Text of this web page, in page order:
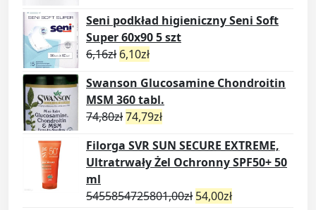
Seni podkład higieniczny Seni Soft
Super 60x90 5 szt
6,16zł 6,10zł
Swanson Glucosamine Chondroitin
MSM 360 tabl.
74,80zł74,79zł
Filorga SVR SUN SECURE EXTREME,
Ultratrwały Żel Ochronny SPF50+ 50
ml
5455854725801,00zł 54,00zł